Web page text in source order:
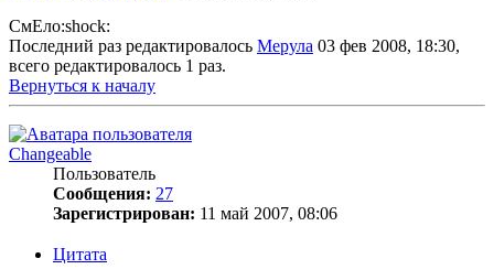
СмЕло:shock:
Последний раз редактировалось Мерула 03 фев 2008, 18:30,
всего редактировалось 1 раз.
Вернуться к началу
Changeable
Пользователь
Сообщения: 27
Зарегистрирован: 11 май 2007, 08:06
Цитата